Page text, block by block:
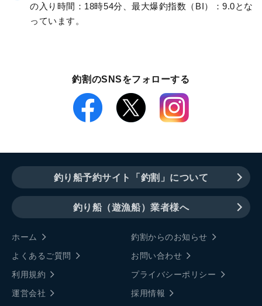
の入り時間：18時54分、最大爆釣指数（BI）：9.0とな
っています。
釣割のSNSをフォローする
釣り船予約サイト「釣割」について
釣り船（遊漁船）業者様へ
ホーム
釣割からのお知らせ
よくあるご質問
お問い合わせ
利用規約
プライバシーポリシー
運営会社
採用情報